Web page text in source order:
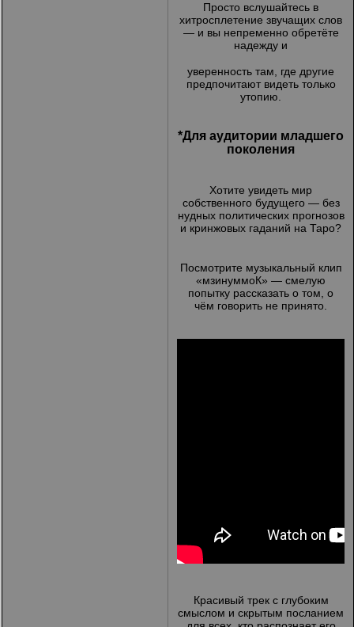
Просто вслушайтесь в
хитросплетение звучащих слов
— и вы непременно обретёте
надежду и
уверенность там, где другие
предпочитают видеть только
утопию.
*Для аудитории младшего
поколения
Хотите увидеть мир
собственного будущего — без
нудных политических прогнозов
и кринжовых гаданий на Таро?
Посмотрите музыкальный клип
«мзинуммоК» — смелую
попытку рассказать о том, о
чём говорить не принято.
Красивый трек с глубоким
смыслом и скрытым посланием